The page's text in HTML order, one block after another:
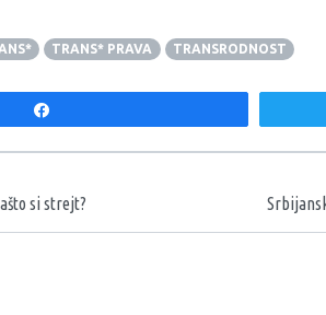
TRANS* PRAVA TRANSRODNOST
si strejt?